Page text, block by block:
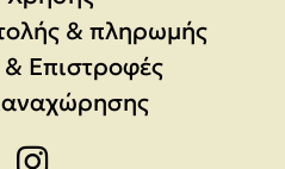
& πληρωμής
Επιστροφές